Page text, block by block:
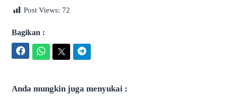
Post Views: 72
Bagikan :
Anda mungkin juga menyukai :